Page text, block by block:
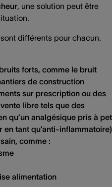
, une solution peut être
différents pour chacun.
bruits forts, comme le bruit
de construction
sur prescription ou des
libre tels que des
qu’un analgésique pris à
en tant qu’anti-inflammatoire)
comme :
alimentation